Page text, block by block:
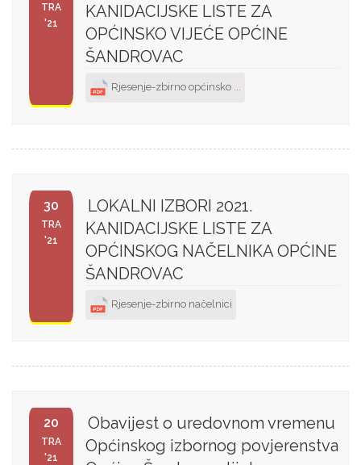
TRA
'21
KANIDACIJSKE LISTE ZA
OPĆINSKO VIJEĆE OPĆINE
ŠANDROVAC
Rjesenje-zbirno općinsko ...
30
TRA
'21
LOKALNI IZBORI 2021.
KANIDACIJSKE LISTE ZA
OPĆINSKOG NAČELNIKA OPĆINE
ŠANDROVAC
Rjesenje-zbirno načelnici
20
TRA
'21
Obavijest o uredovnom vremenu
Općinskog izbornog povjerenstva